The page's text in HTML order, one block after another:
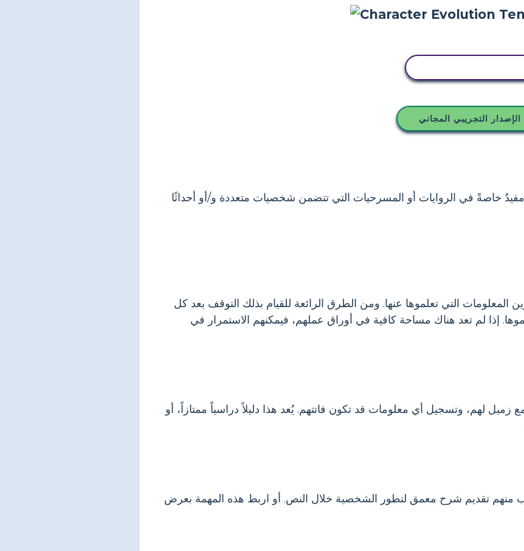
الإصدار التجريبي المجاني
خاصةً في الروايات أو المسرحيات التي تتضمن شخصيات متعددة و/أو أحداثًا
المعلومات التي تعلموها عنها. ومن الطرق الرائعة للقيام بذلك التوقف بعد كل
إذا لم تعد هناك مساحة كافية في أوراق عملهم، فيمكنهم الاستمرار في
لهم، وتسجيل أي معلومات قد تكون فاتتهم. يُعد هذا دليلاً دراسياً ممتازاً، أو
منهم تقديم شرح معمق لتطور الشخصية خلال النص. أو اربط هذه المهمة بعرض